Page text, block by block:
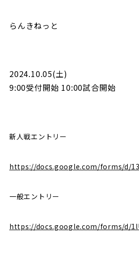
らんきねっと
2024.10.05(土)
9:00受付開始 10:00試合開始
新人戦エントリー
https://docs.google.com/forms/d/
一般エントリー
https://docs.google.com/forms/d/